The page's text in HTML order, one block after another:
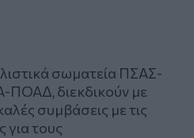
σωματεία ΠΣΑΣ-
διεκδικούν με
συμβάσεις με τις
για τους